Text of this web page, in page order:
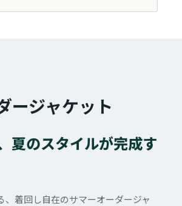
ージャケット
夏のスタイルが完成す
、着回し自在のサマーオーダージャ